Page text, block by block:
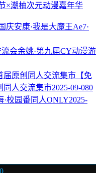
×潮柚次元动漫嘉年华
安康·我是大魔王Ae7·
余姚·第九届CY动漫游
【免
同人交流集市2025-09-080
·校园番同人ONLY2025-